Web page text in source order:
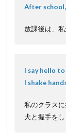
After
放課後は、私
I say hello to
I shake
私のクラスに
犬と握手をし